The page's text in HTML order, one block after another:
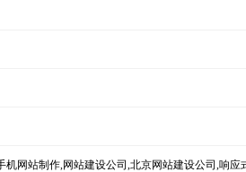
网站制作,网站建设公司,北京网站建设公司,响应